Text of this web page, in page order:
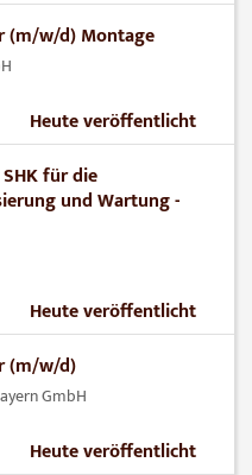
(m/w/d) Montage
Heute veröffentlicht
für die
und Wartung -
Heute veröffentlicht
(m/w/d)
GmbH
Heute veröffentlicht